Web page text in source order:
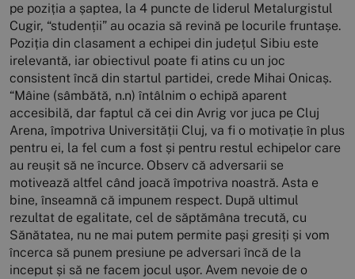
pe poziția a șaptea, la 4 puncte de liderul Metalurgistul
Cugir, “studenții” au ocazia să revină pe locurile fruntașe.
Poziția din clasament a echipei din județul Sibiu este
irelevantă, iar obiectivul poate fi atins cu un joc
consistent încă din startul partidei, crede Mihai Onicaș.
“Mâine (sâmbătă, n.n) întâlnim o echipă aparent
accesibilă, dar faptul că cei din Avrig vor juca pe Cluj
Arena, împotriva Universității Cluj, va fi o motivație în plus
pentru ei, la fel cum a fost și pentru restul echipelor care
au reușit să ne încurce. Observ că adversarii se
motivează altfel când joacă împotriva noastră. Asta e
bine, înseamnă că impunem respect. După ultimul
rezultat de egalitate, cel de săptămâna trecută, cu
Sănătatea, nu ne mai putem permite pași gresiți și vom
încerca să punem presiune pe adversari încă de la
inceput și să ne facem jocul ușor. Avem nevoie de o